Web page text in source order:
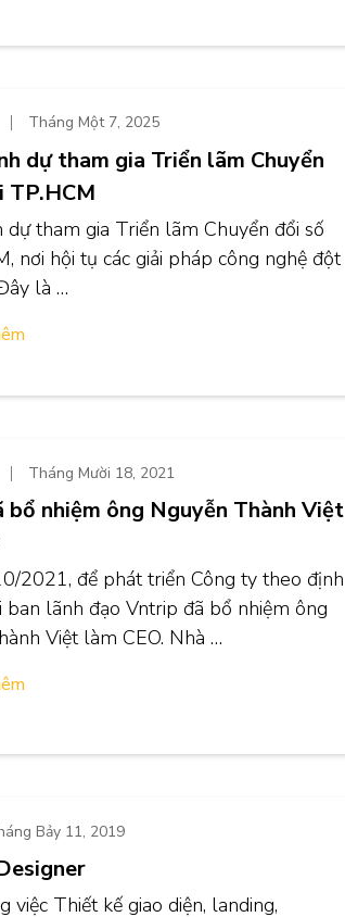
Tháng Một 7, 2025
dự tham gia Triển lãm Chuyển
TP.HCM
dự tham gia Triển lãm Chuyển đổi số
nơi hội tụ các giải pháp công nghệ đột
là …
Tháng Mười 18, 2021
bổ nhiệm ông Nguyễn Thành Việt
2021, để phát triển Công ty theo định
ban lãnh đạo Vntrip đã bổ nhiệm ông
Việt làm CEO. Nhà …
Bảy 11, 2019
việc Thiết kế giao diện, landing,